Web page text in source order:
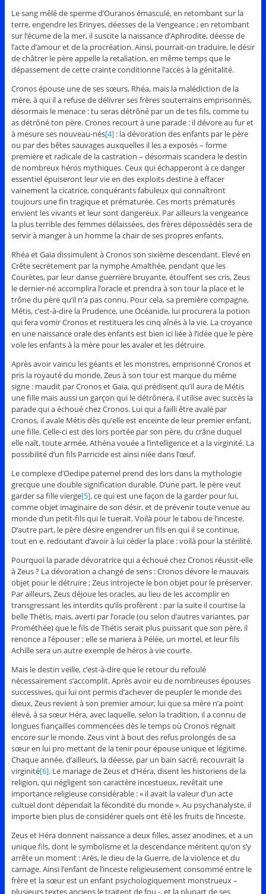
Le sang mêlé de sperme d’Ouranos émasculé, en retombant sur la
terre, engendre les Erinyes, déesses de la Vengeance ; en retombant
sur l’écume de la mer, il suscite la naissance d’Aphrodite, déesse de
l’acte d’amour et de la procréation. Ainsi, pourrait-on traduire, le désir
de châtrer le père appelle la retaliation, en même temps que le
dépassement de cette crainte conditionne l’accès à la génitalité.
Cronos épouse une de ses sœurs, Rhéa, mais la malédiction de la
mère, à qui il a refuse de délivrer ses frères souterrains emprisonnés,
désormais le menace : tu seras détrôné par un de tes fils, comme tu
as détrôné ton père. Cronos recourt à une parade : il dévore au fur et
à mesure ses nouveau-nés[4]: la dévoration des enfants par le père
ou par des bêtes sauvages auxquelles il les a exposés – forme
première et radicale de la castration – désormais scandera le destin
de nombreux héros mythiques. Ceux qui échapperont à ce danger
essentiel épuiseront leur vie en des exploits destine à effacer
vainement la cicatrice, conquérants fabuleux qui connaîtront
toujours une fin tragique et prématurée. Ces morts prématurés
envient les vivants et leur sont dangereux. Par ailleurs la vengeance
la plus terrible des femmes délaissées, des frères dépossédés sera de
servir à manger à un homme la chair de ses propres enfants.
Rhéa et Gaïa dissimulent à Cronos son sixième descendant. Elevé en
Crête secrètement par la nymphe Amalthée, pendant que les
Courètes, par leur danse guerrière bruyante, étouffent ses cris, Zeus
le dernier-né accomplira l’oracle et prendra à son tour la place et le
trône du père qu’il n’a pas connu. Pour cela, sa première compagne,
Métis, c’est-à-dire la Prudence, une Océanide, lui procurera la potion
qui fera vomir Cronos et restituera les cinq aînés à la vie. La croyance
en une naissance orale des enfants est bien ici liée à l’idée que le père
vole les enfants à la mère pour les avaler et les détruire.
Après avoir vaincu les géants et les monstres, emprisonné Cronos et
pris la royauté du monde, Zeus à son tour est marque du même
signe : maudit par Cronos et Gaïa, qui prédisent qu’il aura de Métis
une fille mais aussi un garçon qui le détrônera, il utilise avec succès la
parade qui a échoué chez Cronos. Lui qui a failli être avalé par
Cronos, il avale Métis dès qu’elle est enceinte de leur premier enfant,
une fille. Celle-ci est des lors portée par son père, du crâne duquel
elle naît, toute armée, Athéna vouée a l’intelligence et a la virginité. La
possibilité d’un fils Parricide est ainsi niée dans l’œuf.
Le complexe d’Oedipe paternel prend des lors dans la mythologie
grecque une double signification durable. D’une part, le père veut
garder sa fille vierge[5], ce qui est une façon de la garder pour lui,
comme objet imaginaire de son désir, et de prévenir toute venue au
monde d’un petit-fils qui le tuerait. Voilà pour le tabou de l’inceste.
D’autre part, le père désire engendrer un fils en qui il se continue,
tout en e. redoutant d’avoir à lui céder la place : voilà pour la stérilité.
Pourquoi la parade dévoratrice qui a échoué chez Cronos réussit-elle
à Zeus ? La dévoration a changé de sens : Cronos dévore le mauvais
objet pour le détruire ; Zeus introjecte le bon objet pour le préserver.
Par ailleurs, Zeus déjoue les oracles, au lieu de les accomplir en
transgressant les interdits qu’ils profèrent : par la suite il courtise la
belle Thétis, mais, averti par l’oracle (ou selon d’autres variantes, par
Prométhée) que le fils de Thétis serait plus puissant que son père, il
renonce a l’épouser ; elle se mariera à Pélée, un mortel, et leur fils
Achille sera un autre exemple de héros à vie courte.
Mais le destin veille, c’est-à-dire que le retour du refoulé
nécessairement s’accomplit. Après avoir eu de nombreuses épouses
successives, qui lui ont permis d’achever de peupler le monde des
dieux, Zeus revient à son premier amour, lui que sa mère n’a point
élevé, à sa sœur Héra, avec laquelle, selon la tradition, il a connu de
longues fiançailles commencées dès le temps où Cronos régnait
encore sur le monde. Zeus vint à bout des refus prolongés de sa
sœur en lui pro mettant de la tenir pour épouse unique et légitime.
Chaque année, d’ailleurs, la déesse, par un bain sacré, recouvrait la
virginité[6]. Le mariage de Zeus et d’Héra, disent les historiens de la
religion, qui négligent son caractère incestueux, revêtait une
importance religieuse considérable : « il avait la valeur d’un acte
cultuel dont dépendait la fécondité du monde ». Au psychanalyste, il
importe bien plus de considérer quels ont été les fruits de l’inceste.
Zeus et Héra donnent naissance a deux filles, assez anodines, et a un
unique fils, dont le symbolisme et la descendance méritent qu’on s’y
arrête un moment : Arès, le dieu de la Guerre, de la violence et du
carnage. Ainsi l’enfant de l’inceste religieusement consommé entre le
frère et la sœur est un enfant psychologiquement monstrueux –
plusieurs textes anciens le traitent de fou -, et la plupart de ses